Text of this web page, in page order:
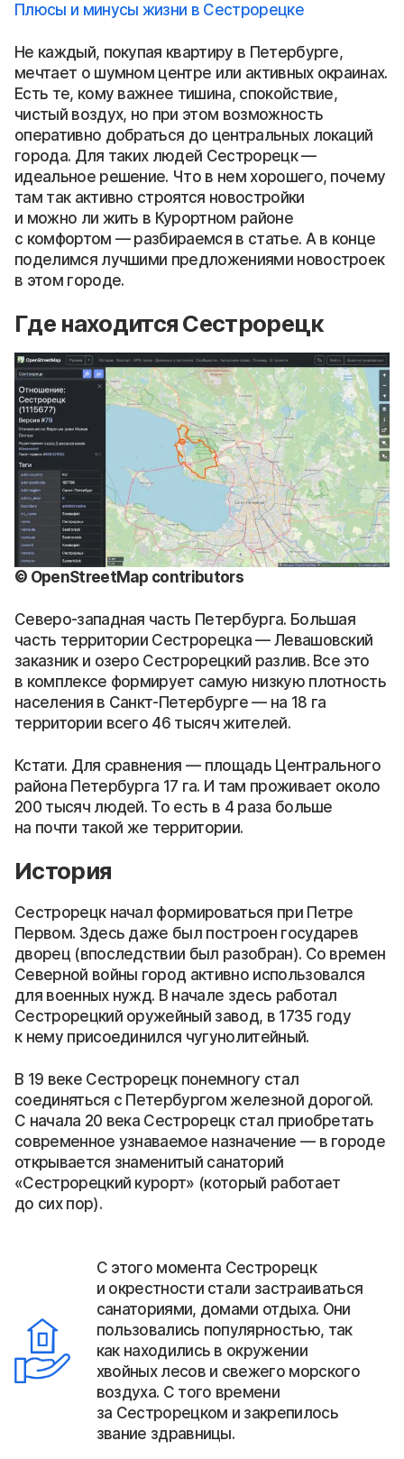
Плюсы и минусы жизни в Сестрорецке
Не каждый, покупая квартиру в Петербурге,
мечтает о шумном центре или активных окраинах.
Есть те, кому важнее тишина, спокойствие,
чистый воздух, но при этом возможность
оперативно добраться до центральных локаций
города. Для таких людей Сестрорецк —
идеальное решение. Что в нем хорошего, почему
там так активно строятся новостройки
и можно ли жить в Курортном районе
с комфортом — разбираемся в статье. А в конце
поделимся лучшими предложениями новостроек
в этом городе.
Где находится Сестрорецк
© OpenStreetMap contributors
Северо-западная часть Петербурга. Большая
часть территории Сестрорецка — Левашовский
заказник и озеро Сестрорецкий разлив. Все это
в комплексе формирует самую низкую плотность
населения в Санкт-Петербурге — на 18 га
территории всего 46 тысяч жителей.
Кстати. Для сравнения — площадь Центрального
района Петербурга 17 га. И там проживает около
200 тысяч людей. То есть в 4 раза больше
на почти такой же территории.
История
Сестрорецк начал формироваться при Петре
Первом. Здесь даже был построен государев
дворец (впоследствии был разобран). Со времен
Северной войны город активно использовался
для военных нужд. В начале здесь работал
Сестрорецкий оружейный завод, в 1735 году
к нему присоединился чугунолитейный.
В 19 веке Сестрорецк понемногу стал
соединяться с Петербургом железной дорогой.
С начала 20 века Сестрорецк стал приобретать
современное узнаваемое назначение — в городе
открывается знаменитый санаторий
«Сестрорецкий курорт» (который работает
до сих пор).
С этого момента Сестрорецк
и окрестности стали застраиваться
санаториями, домами отдыха. Они
пользовались популярностью, так
как находились в окружении
хвойных лесов и свежего морского
воздуха. С того времени
за Сестрорецком и закрепилось
звание здравницы.